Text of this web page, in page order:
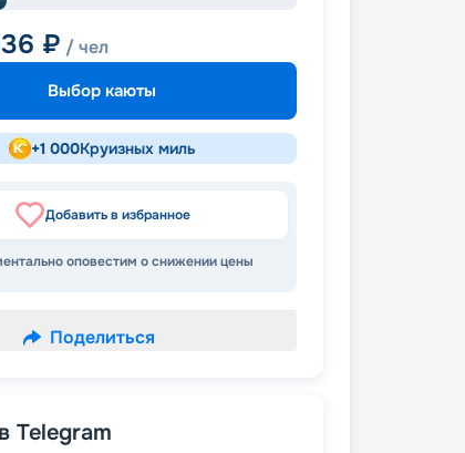
₽ / чел
Выбор каюты
+1 000Круизных миль
Добавить в избранное
оповестим о снижении цены
Поделиться
Telegram